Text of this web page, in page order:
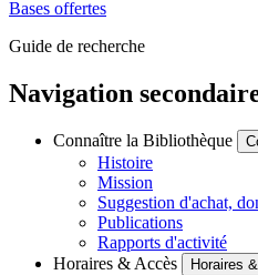
Bases offertes
Guide de recherche
Navigation
Connaître la Bibliothèque
Histoire
Mission
Suggestion d'achat,
Publications
Rapports d'activité
Horaires & Accès
Horaires